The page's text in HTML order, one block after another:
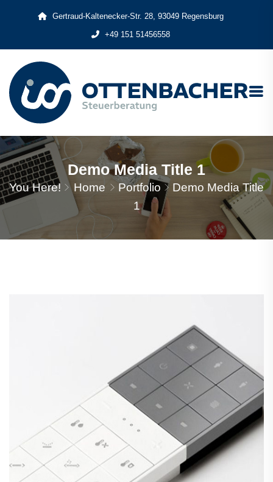
Gertraud-Kaltenecker-Str. 28, 93049 Regensburg
+49 151 51456558
Demo Media Title 1
You Here! Home Portfolio
Demo Media Title
1